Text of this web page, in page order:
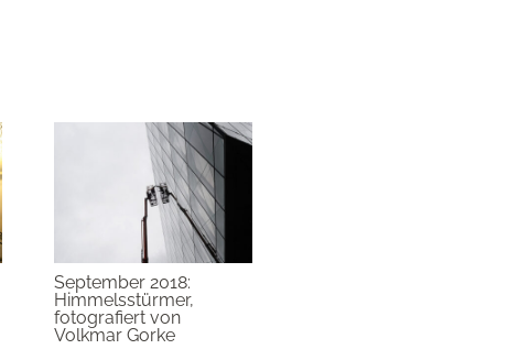
September 2018:
Himmelsstürmer,
fotografiert von
Volkmar Gorke